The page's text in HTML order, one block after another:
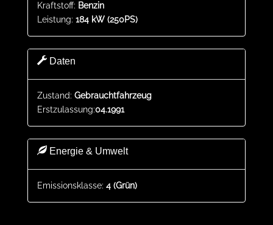
Kraftstoff: Benzin
Leistung: 184 kW (250PS)
Daten
Zustand: Gebrauchtfahrzeug
Erstzulassung:04.1991
Energie & Umwelt
Emissionsklasse: 4 (Grün)